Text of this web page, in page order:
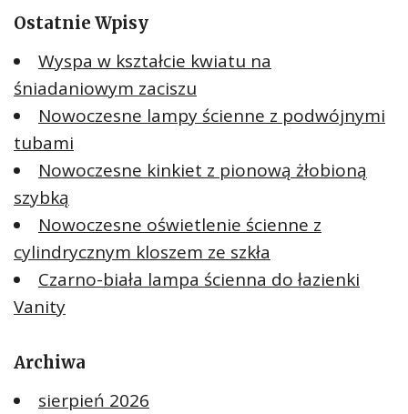
Ostatnie Wpisy
Wyspa w kształcie kwiatu na
śniadaniowym zaciszu
Nowoczesne lampy ścienne z podwójnymi
tubami
Nowoczesne kinkiet z pionową żłobioną
szybką
Nowoczesne oświetlenie ścienne z
cylindrycznym kloszem ze szkła
Czarno-biała lampa ścienna do łazienki
Vanity
Archiwa
sierpień 2026